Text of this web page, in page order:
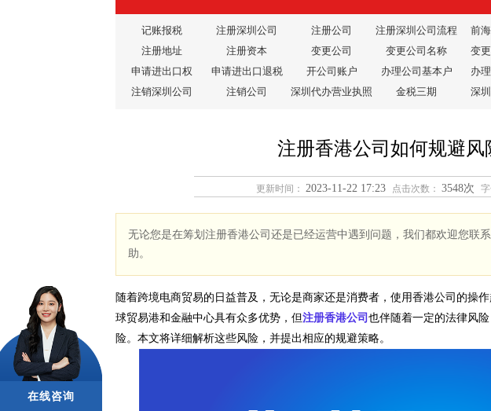
在线咨询
记账报税 注册深圳公司 注册公司 注册深圳公司流程 前
注册地址
注册资本 变更公司 变更公司名称 变
申请进出口权
申请进出口退税 开公司账户 办理公司基本户 办
注销深圳公司
注销公司 深圳代办营业执照 金税三期 深
注册香港公司如何规避风
更新时间： 2023-11-22 17:23 点击次数： 3548次 字
无论您是在筹划注册香港公司还是已经运营中遇到问题，我们都欢迎您联
助。
随着跨境电商贸易的日益普及，无论是商家还是消费者，使用香港公司的操
球贸易港和金融中心具有众多优势，但注册香港公司 也伴随着一定的法律风
险。本文将详细解析这些风险，并提出相应的规避策略。